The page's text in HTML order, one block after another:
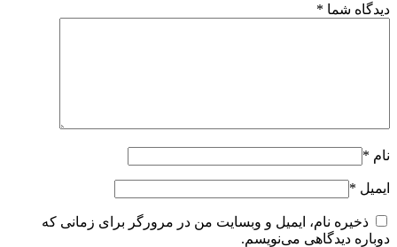
دیدگاه شما *
نام *
ایمیل *
ذخیره نام، ایمیل و وبسایت من در مرورگر برای زمانی که
دوباره دیدگاهی می‌نویسم.